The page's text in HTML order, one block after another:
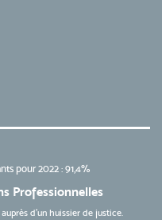
pour 2022 : 91,4%
Professionnelles
d'un huissier de justice.